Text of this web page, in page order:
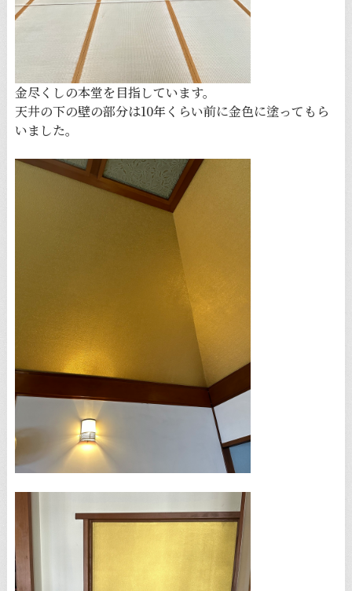
金尽くしの本堂を目指しています。
天井の下の壁の部分は10年くらい前に金色に塗ってもら
いました。